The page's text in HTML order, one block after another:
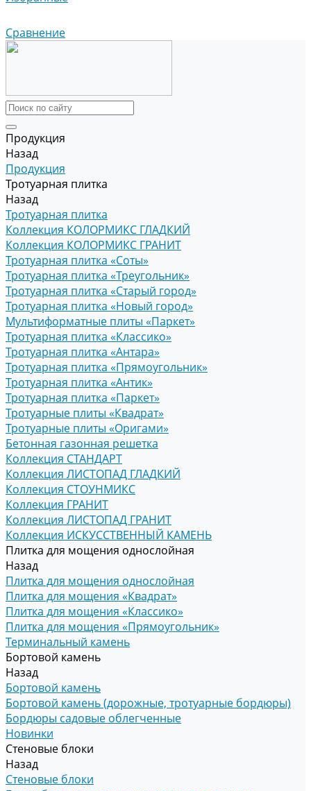
Сравнение
Продукция
Назад
Продукция
Тротуарная плитка
Назад
Тротуарная плитка
Коллекция КОЛОРМИКС ГЛАДКИЙ
Коллекция КОЛОРМИКС ГРАНИТ
Тротуарная плитка «Соты»
Тротуарная плитка «Треугольник»
Тротуарная плитка «Старый город»
Тротуарная плитка «Новый город»
Мультиформатные плиты «Паркет»
Тротуарная плитка «Классико»
Тротуарная плитка «Антара»
Тротуарная плитка «Прямоугольник»
Тротуарная плитка «Антик»
Тротуарная плитка «Паркет»
Тротуарные плиты «Квадрат»
Тротуарные плиты «Оригами»
Бетонная газонная решетка
Коллекция СТАНДАРТ
Коллекция ЛИСТОПАД ГЛАДКИЙ
Коллекция СТОУНМИКС
Коллекция ГРАНИТ
Коллекция ЛИСТОПАД ГРАНИТ
Коллекция ИСКУССТВЕННЫЙ КАМЕНЬ
Плитка для мощения однослойная
Назад
Плитка для мощения однослойная
Плитка для мощения «Квадрат»
Плитка для мощения «Классико»
Плитка для мощения «Прямоугольник»
Терминальный камень
Бортовой камень
Назад
Бортовой камень
Бортовой камень (дорожные, тротуарные бордюры)
Бордюры садовые облегченные
Новинки
Стеновые блоки
Назад
Стеновые блоки